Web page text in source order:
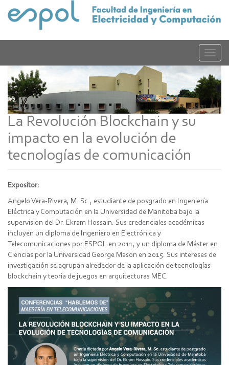
contenido
Toggle
La Revolución Blockchain y su
impacto en la evolución de
tecnologías de comunicación
Expositor:
Angelo Vera-Rivera, M. Sc., estudiante de posgrado en Ingeniería
Eléctrica y Computación en la Universidad de Manitoba bajo la
supervision del Dr. Ekram Hossain. Sus credenciales académicas
incluyen un diploma de Ingeniero en Electrónica y
Telecomunicaciones por ESPOL en 2011, y un diploma de Máster en
Ciencias por la Universidad George Mason en 2015. Sus intereses de
investigación se agrupan alrededor de la aplicación de tecnologías
blockchain y teoria de juegos en arquitecturas MEC.